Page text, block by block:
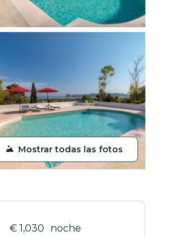
Mostrar todas las fotos
€ 1,030 noche